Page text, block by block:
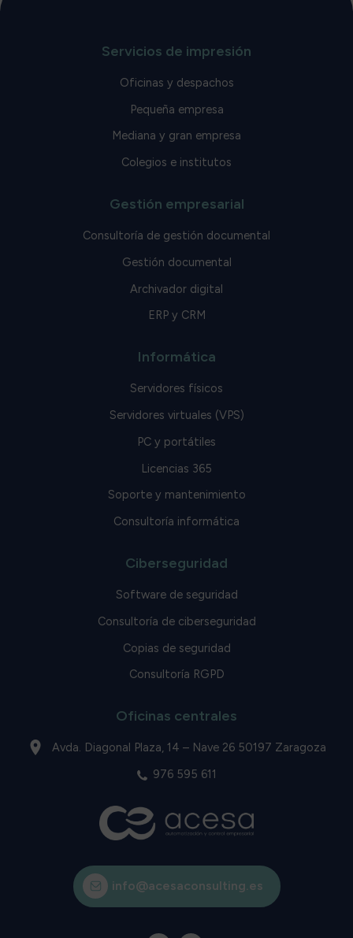
Servicios de impresión
Oficinas y despachos
Pequeña empresa
Mediana y gran empresa
Colegios e institutos
Gestión empresarial
Consultoría de gestión documental
Gestión documental
Archivador digital
ERP y CRM
Informática
Servidores físicos
Servidores virtuales (VPS)
PC y portátiles
Licencias 365
Soporte y mantenimiento
Consultoría informática
Ciberseguridad
Software de seguridad
Consultoría de ciberseguridad
Copias de seguridad
Consultoría RGPD
Oficinas centrales
Avda. Diagonal Plaza, 14 – Nave 26 50197 Zaragoza
976 595 611
info@acesaconsulting.es